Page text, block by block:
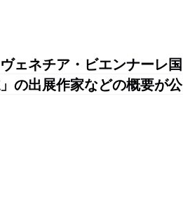
ェネチア・ビエンナーレ国
の出展作家などの概要が公